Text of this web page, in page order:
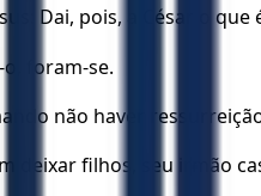
Dai, pois, a César o
o, foram-se.
não haver
deixar filhos, seu irmão